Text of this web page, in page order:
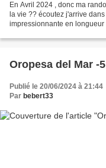
En Avril 2024 , donc ma
la vie ?? écoutez j'arrive
impressionnante en
Oropesa del Mar -
Publié le 20/06/2024 à 21:44
Par bebert33